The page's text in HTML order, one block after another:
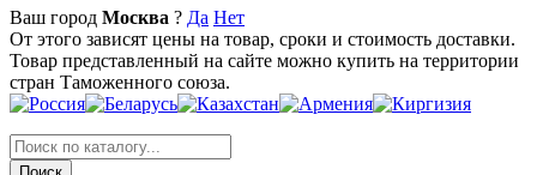
Ваш город Москва ? Да Нет
От этого зависят цены на товар, сроки и стоимость доставки.
Товар представленный на сайте можно купить на территории
стран Таможенного союза.